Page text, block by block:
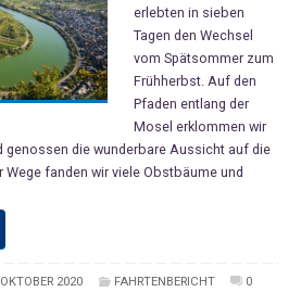
erlebten in sieben
Tagen den Wechsel
vom Spätsommer zum
Frühherbst. Auf den
Pfaden entlang der
Mosel erklommen wir
genossen die wunderbare Aussicht auf die
Wege fanden wir viele Obstbäume und
2020 FAHRTENBERICHT 0